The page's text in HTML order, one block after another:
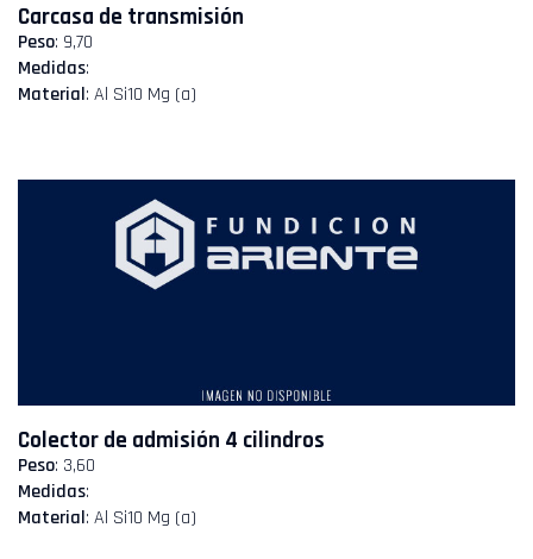
Carcasa de transmisión
Peso: 9,70
Medidas:
Material: Al Si10 Mg (a)
Colector de admisión 4 cilindros
Peso: 3,60
Medidas:
Material: Al Si10 Mg (a)